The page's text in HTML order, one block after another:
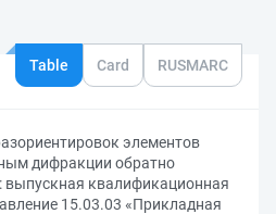
Table Card RUSMARC
элементов
дифракции обратно
выпускная квалификационная
15.03.03 «Прикладная